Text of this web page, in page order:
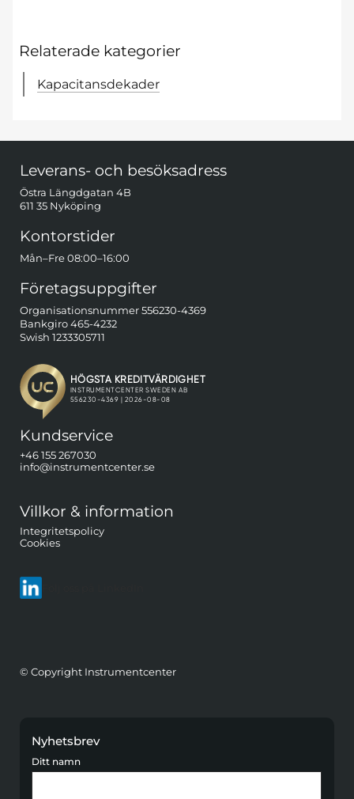
Relaterade kategorier
Kapacitansdekader
Leverans- och besöksadress
Östra Längdgatan 4B
611 35 Nyköping
Kontorstider
Mån–Fre 08:00–16:00
Företagsuppgifter
Organisationsnummer 556230-4369
Bankgiro 465-4232
Swish 1233305711
Kundservice
+46 155 267030
info@instrumentcenter.se
Villkor & information
Integritetspolicy
Cookies
© Copyright Instrumentcenter
Nyhetsbrev
Ditt namn